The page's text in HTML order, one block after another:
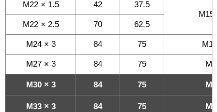
M22 × 1.5 42
37.5
M22 × 2.5
70 62.5
M24 × 3 84 75
M27 × 3 84 75
M30 × 3 84 75
M33 × 3 84 75